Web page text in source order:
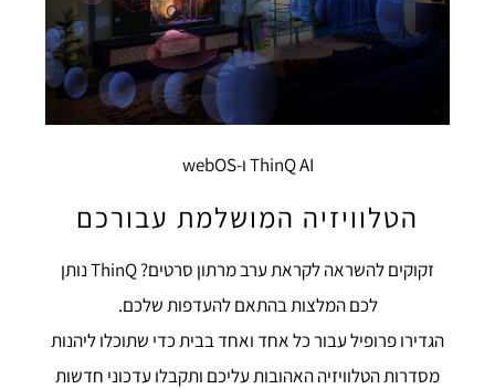
ThinQ AI ו-webOS
הטלוויזיה המושלמת עבורכם
זקוקים להשראה לקראת ערב מרתון סרטים? ThinQ נותן
לכם המלצות בהתאם להעדפות שלכם.
הגדירו פרופיל עבור כל אחד ואחד בבית כדי שתוכלו ליהנות
מסדרות הטלוויזיה האהובות עליכם ותקבלו עדכוני חדשות